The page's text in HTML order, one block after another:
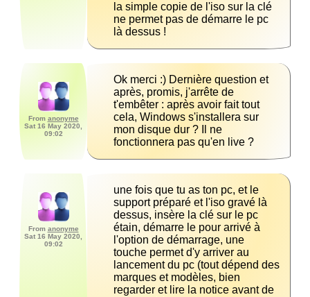
la simple copie de l'iso sur la clé
ne permet pas de démarre le pc
là dessus !
From anonyme
Sat 16 May 2020,
09:02
Ok merci :) Dernière question et
après, promis, j'arrête de
t'embêter : après avoir fait tout
cela, Windows s'installera sur
mon disque dur ? Il ne
fonctionnera pas qu'en live ?
From anonyme
Sat 16 May 2020,
09:02
une fois que tu as ton pc, et le
support préparé et l'iso gravé là
dessus, insère la clé sur le pc
étain, démarre le pour arrivé à
l'option de démarrage, une
touche permet d'y arriver au
lancement du pc (tout dépend des
marques et modèles, bien
regarder et lire la notice avant de